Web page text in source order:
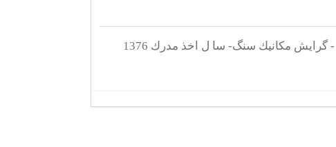
- گرایش مكانیك سنگ- سا ل اخذ مدرك 1376